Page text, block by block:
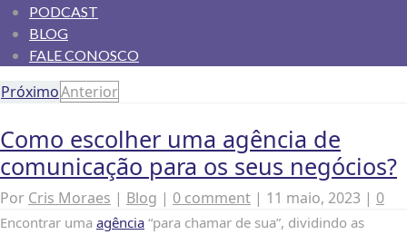
PODCAST
BLOG
FALE CONOSCO
PróximoAnterior
Como escolher uma agência de
comunicação para os seus negócios?
Por Cris Moraes | Blog | 0 comment | 11 maio, 2023 | 0
Encontrar uma agência “para chamar de sua”, dividindo as